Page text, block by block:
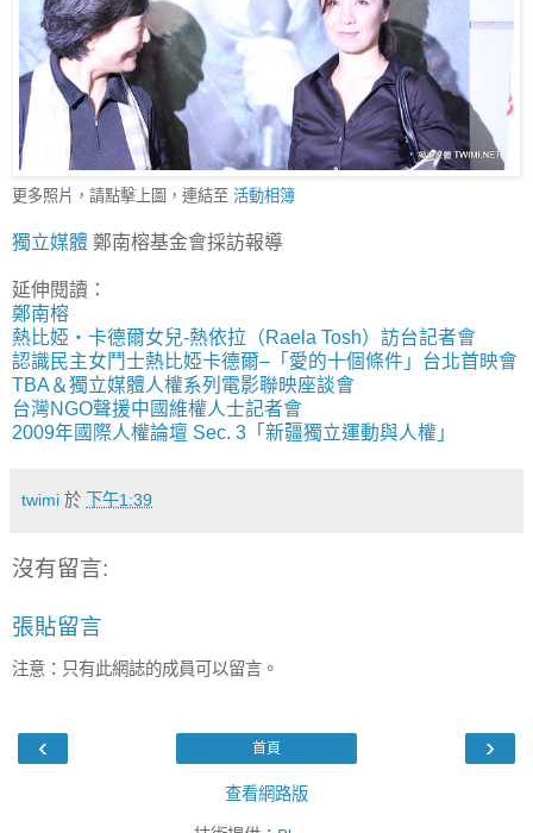
更多照片，請點擊上圖，連結至 活動相簿
獨立媒體 鄭南榕基金會採訪報導
延伸閱讀：
鄭南榕
熱比婭‧卡德爾女兒-熱依拉（Raela Tosh）訪台記者會
認識民主女鬥士熱比婭卡德爾–「愛的十個條件」台北首映會
TBA＆獨立媒體人權系列電影聯映座談會
台灣NGO聲援中國維權人士記者會
2009年國際人權論壇 Sec. 3「新疆獨立運動與人權」
twimi 於 下午1:39
沒有留言:
張貼留言
注意：只有此網誌的成員可以留言。
‹ ›
首頁
查看網路版